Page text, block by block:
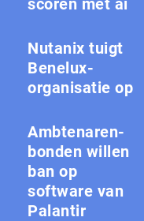
Nutanix tuigt
Benelux-
organisatie op
Amb­te­na­ren­
bon­den willen
ban op
software van
Palantir